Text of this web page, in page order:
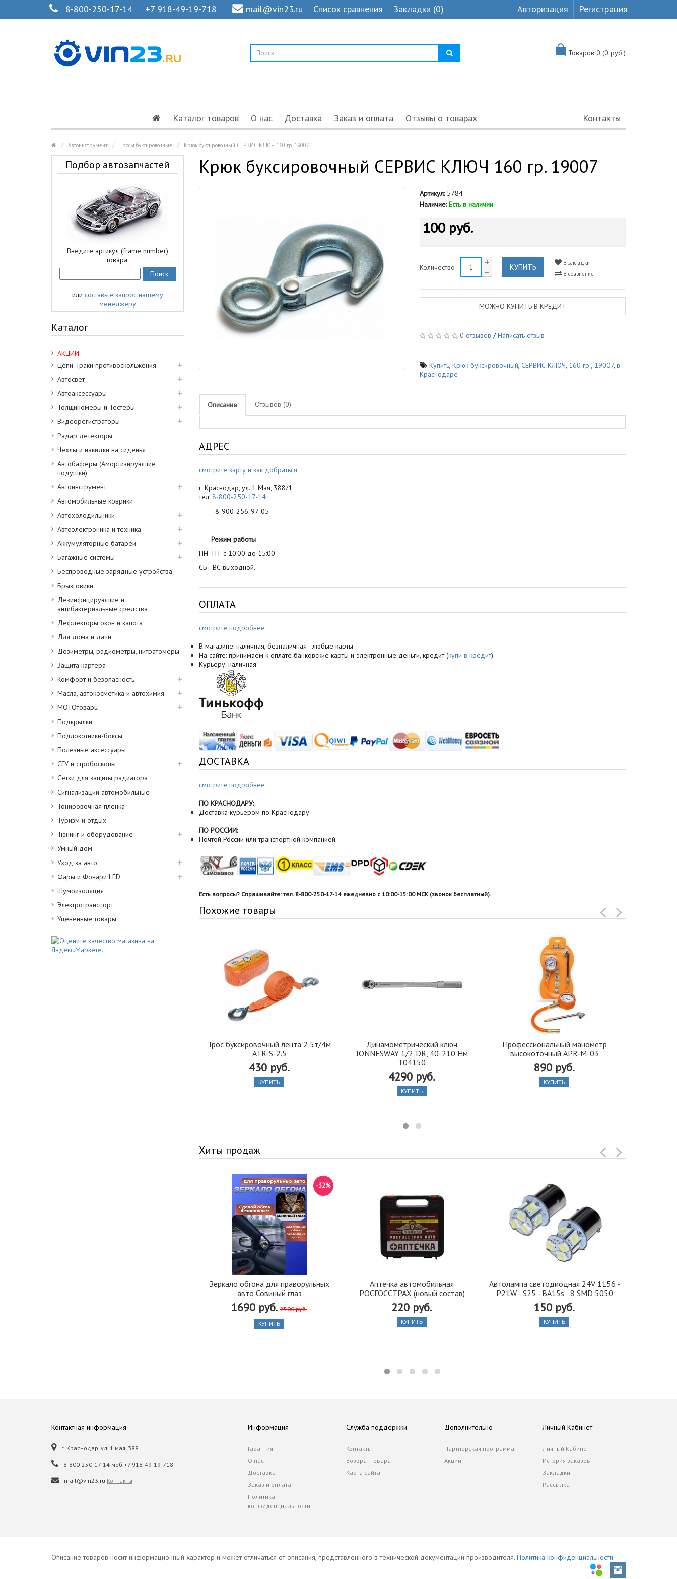
8-800-250-17-14 +7 918-49-19-718 mail@vin23.ru Список сравнения Закладки (0) Авторизация Регистрация
Товаров 0 (0 руб.)
Каталог товаров О нас Доставка Заказ и оплата Отзывы о товарах Контакты
Автоинструмент Тросы буксировочные Крюк буксировочный СЕРВИС КЛЮЧ 160 гр. 19007
Подбор автозапчастей
Введите артикул (frame number)
товара:
или составьте запрос нашему
менеджеру
Каталог
АКЦИИ
Цепи-Траки противоскольжения
Автосвет
Автоаксессуары
Толщиномеры и Тестеры
Видеорегистраторы
Радар детекторы
Чехлы и накидки на сиденья
Автобаферы (Амортизирующие
подушки)
Автоинструмент
Автомобильные коврики
Автохолодильники
Автоэлектроника и техника
Аккумуляторные батареи
Багажные системы
Беспроводные зарядные устройства
Брызговики
Дезинфицирующие и
антибактериальные средства
Дефлекторы окон и капота
Для дома и дачи
Дозиметры, радиометры, нитратомеры
Защита картера
Комфорт и безопасность
Масла, автокосметика и автохимия
МОТОтовары
Подкрылки
Подлокотники-боксы
Полезные аксессуары
СГУ и стробоскопы
Сетки для защиты радиатора
Сигнализации автомобильные
Тонировочная пленка
Туризм и отдых
Тюнинг и оборудование
Умный дом
Уход за авто
Фары и Фонари LED
Шумоизоляция
Электротранспорт
Уцененные товары
Крюк буксировочный СЕРВИС КЛЮЧ 160 гр. 19007
Артикул:5784
Наличие: Есть в наличии
100 руб.
Количество КУПИТЬ
В закладки
В сравнение
МОЖНО КУПИТЬ В КРЕДИТ
0 отзывов /Написать отзыв
Купить,Крюк буксировочный,СЕРВИС КЛЮЧ, 160 гр., 19007,в
Краснодаре
Описание Отзывов (0)
АДРЕС
смотрите карту и как добраться
г. Краснодар, ул. 1 Мая, 388/1
тел. 8-800-250-17-14
8-900-256-97-05
Режим работы
ПН -ПТ с 10:00 до 15:00
СБ - ВС выходной.
ОПЛАТА
смотрите подробнее
В магазине: наличная, безналичная - любые карты
На сайте: принимаем к оплате банковские карты и электронные деньги, кредит (купи в кредит)
Курьеру: наличная
ДОСТАВКА
смотрите подробнее
ПО КРАСНОДАРУ:
Доставка курьером по Краснодару
ПО РОССИИ:
Почтой России или транспортной компанией.
Есть вопросы? Спрашивайте: тел. 8-800-250-17-14 ежедневно с 10:00-15:00 МСК (звонок бесплатный).
Похожие товары
Трос буксировочный лента 2,5т/4м
ATR-S-2.5
430 руб.
КУПИТЬ
Динамометрический ключ
JONNESWAY 1/2"DR, 40-210 Нм
T04150
4290 руб.
КУПИТЬ
Профессиональный манометр
высокоточный APR-M-03
890 руб.
КУПИТЬ
Хиты продаж
Зеркало обгона для праворульных
авто Совиный глаз
1690 руб. 2500 руб.
-32%
КУПИТЬ
Аптечка автомобильная
РОСГОССТРАХ (новый состав)
220 руб.
КУПИТЬ
Автолампа cветодиодная 24V 1156 -
P21W - S25 - BA15s - 8 SMD 5050
150 руб.
КУПИТЬ
Контактная информация
г. Краснодар, ул. 1 мая, 388
8-800-250-17-14 моб.+7 918-49-19-718
mail@vin23.ru Контакты
Информация
Гарантия
О нас
Доставка
Заказ и оплата
Политика
конфиденциальности
Служба поддержки
Контакты
Возврат товара
Карта сайта
Дополнительно
Партнерская программа
Акции
Личный Кабинет
Личный Кабинет
История заказов
Закладки
Рассылка
Описание товаров носит информационный характер и может отличаться от описания, представленного в технической документации производителя. Политика конфиденциальности